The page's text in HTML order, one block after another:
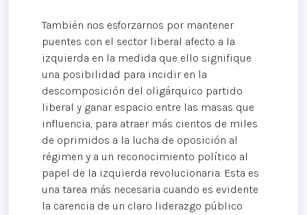
También nos esforzarnos por mantener
puentes con el sector liberal afecto a la
izquierda en la medida que ello signifique
una posibilidad para incidir en la
descomposición del oligárquico partido
liberal y ganar espacio entre las masas que
influencia, para atraer más cientos de miles
de oprimidos a la lucha de oposición al
régimen y a un reconocimiento político al
papel de la izquierda revolucionaria. Esta es
una tarea más necesaria cuando es evidente
la carencia de un claro liderazgo público